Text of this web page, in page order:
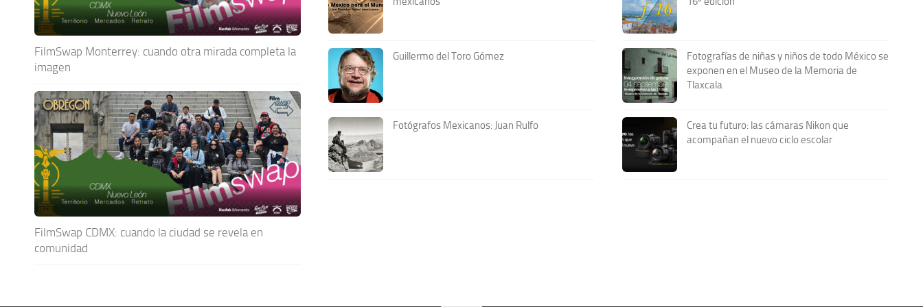
FilmSwap Monterrey: cuando otra mirada completa la
imagen
FilmSwap CDMX: cuando la ciudad se revela en
comunidad
Guillermo del Toro Gómez
Fotógrafos Mexicanos: Juan Rulfo
Fotografías de niñas y niños de todo México se
exponen en el Museo de la Memoria de
Tlaxcala
Crea tu futuro: las cámaras Nikon que
acompañan el nuevo ciclo escolar